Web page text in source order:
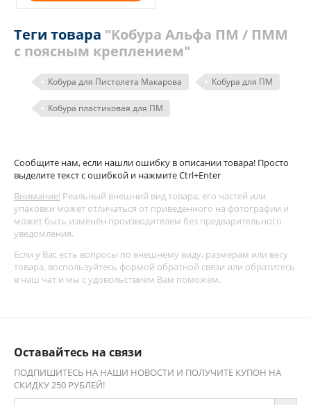
Теги товара "Кобура Альфа ПМ / ПММ
с поясным креплением"
Кобура для Пистолета Макарова Кобура для ПМ
Кобура пластиковая для ПМ
Сообщите нам, если нашли ошибку в описании товара! Просто
выделите текст с ошибкой и нажмите Ctrl+Enter
Внимание! Реальный внешний вид товара, его частей или
упаковки может отличаться от приведенного на фотографии и
может быть изменён производителем без предварительного
уведомления.
Если у Вас есть вопросы по внешнему виду, размерам или весу
товара, воспользуйтесь формой обратной связи или обратитесь
в наш чат и мы с удовольствием Вам поможем.
Оставайтесь на связи
ПОДПИШИТЕСЬ НА НАШИ НОВОСТИ И ПОЛУЧИТЕ КУПОН НА
СКИДКУ 250 РУБЛЕЙ!